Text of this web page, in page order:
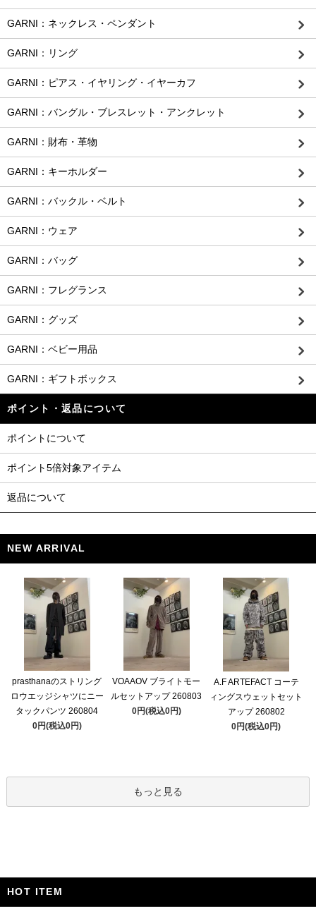
GARNI：ネックレス・ペンダント
GARNI：リング
GARNI：ピアス・イヤリング・イヤーカフ
GARNI：バングル・ブレスレット・アンクレット
GARNI：財布・革物
GARNI：キーホルダー
GARNI：バックル・ベルト
GARNI：ウェア
GARNI：バッグ
GARNI：フレグランス
GARNI：グッズ
GARNI：ベビー用品
GARNI：ギフトボックス
ポイント・返品について
ポイントについて
ポイント5倍対象アイテム
返品について
NEW ARRIVAL
prasthanaのストリング
ロウエッジシャツにニー
タックパンツ 260804
0円(税込0円)
VOAAOV ブライトモー
ルセットアップ 260803
0円(税込0円)
A.F ARTEFACT コーテ
ィングスウェットセット
アップ 260802
0円(税込0円)
もっと見る
HOT ITEM